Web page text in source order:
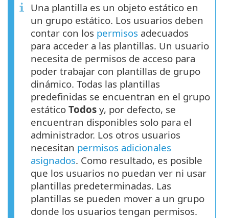
Una plantilla es un objeto estático en
un grupo estático. Los usuarios deben
contar con los permisos adecuados
para acceder a las plantillas. Un usuario
necesita de permisos de acceso para
poder trabajar con plantillas de grupo
dinámico. Todas las plantillas
predefinidas se encuentran en el grupo
estático Todos y, por defecto, se
encuentran disponibles solo para el
administrador. Los otros usuarios
necesitan permisos adicionales
asignados. Como resultado, es posible
que los usuarios no puedan ver ni usar
plantillas predeterminadas. Las
plantillas se pueden mover a un grupo
donde los usuarios tengan permisos.